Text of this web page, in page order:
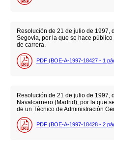
Resolución de 21 de julio de 1997,
Segovia, por la que se hace
de carrera.
PDF (BOE-A-1997-18427 - 1
Resolución de 21 de julio de 1997,
Navalcarnero (Madrid), por la que
de un Técnico de Administración
PDF (BOE-A-1997-18428 - 2